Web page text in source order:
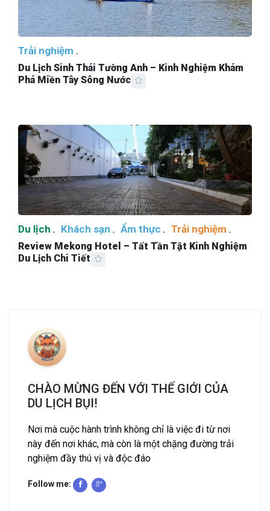
Trải nghiệm
Du Lịch Sinh Thái Tường Anh – Kinh Nghiệm Khám
Phá Miền Tây Sông Nước
Du lịch Khách sạn Ẩm thực Trải nghiệm
Review Mekong Hotel – Tất Tần Tật Kinh Nghiệm
Du Lịch Chi Tiết
CHÀO MỪNG ĐẾN VỚI THẾ GIỚI CỦA
DU LỊCH BỤI!
Nơi mà cuộc hành trình không chỉ là việc đi từ nơi
này đến nơi khác, mà còn là một chặng đường trải
nghiệm đầy thú vị và độc đáo
Follow me: